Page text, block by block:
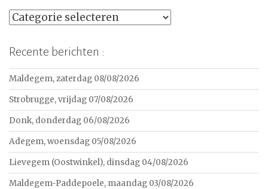
Categorieën
Recente berichten :
Maldegem, zaterdag 08/08/2026
Strobrugge, vrijdag 07/08/2026
Donk, donderdag 06/08/2026
Adegem, woensdag 05/08/2026
Lievegem (Oostwinkel), dinsdag 04/08/2026
Maldegem-Paddepoele, maandag 03/08/2026